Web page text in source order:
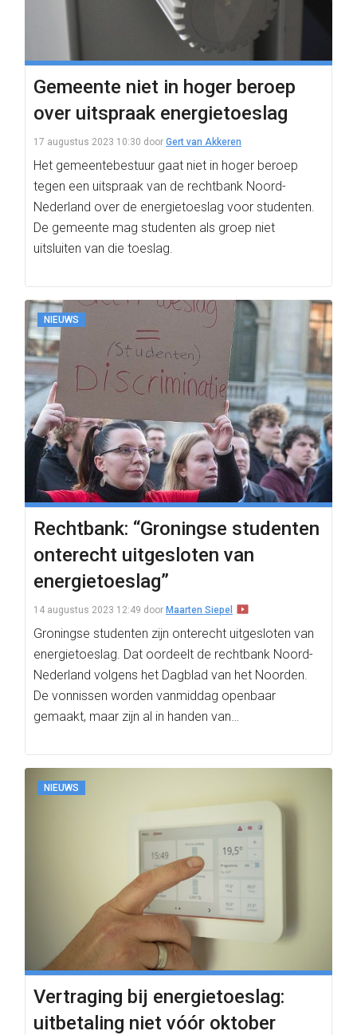
Gemeente niet in hoger beroep
over uitspraak energietoeslag
17 augustus 2023 10:30 door Gert van Akkeren
Het gemeentebestuur gaat niet in hoger beroep
tegen een uitspraak van de rechtbank Noord-
Nederland over de energietoeslag voor studenten.
De gemeente mag studenten als groep niet
uitsluiten van die toeslag.
NIEUWS
Rechtbank: “Groningse studenten
onterecht uitgesloten van
energietoeslag”
14 augustus 2023 12:49 door Maarten Siepel
Groningse studenten zijn onterecht uitgesloten van
energietoeslag. Dat oordeelt de rechtbank Noord-
Nederland volgens het Dagblad van het Noorden.
De vonnissen worden vanmiddag openbaar
gemaakt, maar zijn al in handen van…
NIEUWS
Vertraging bij energietoeslag:
uitbetaling niet vóór oktober